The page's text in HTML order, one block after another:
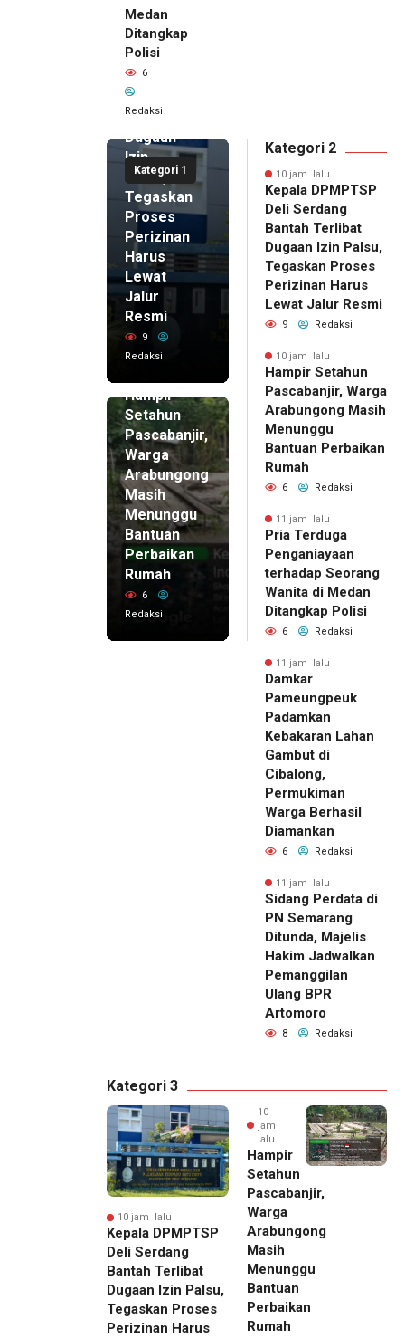
Medan
Ditangkap
Polisi
6
Redaksi
Kategori 1
Kepala
DPMPTSP
Deli
Serdang
Bantah
Terlibat
Dugaan
Izin
Palsu,
Tegaskan
Proses
Perizinan
Harus
Lewat
Jalur
Resmi
9
Redaksi
Hampir
Setahun
Pascabanjir,
Warga
Arabungong
Masih
Menunggu
Bantuan
Perbaikan
Rumah
6
Redaksi
Kategori 2
10 jam lalu
Kepala DPMPTSP
Deli Serdang
Bantah Terlibat
Dugaan Izin Palsu,
Tegaskan Proses
Perizinan Harus
Lewat Jalur Resmi
9 Redaksi
10 jam lalu
Hampir Setahun
Pascabanjir, Warga
Arabungong Masih
Menunggu
Bantuan Perbaikan
Rumah
6 Redaksi
11 jam lalu
Pria Terduga
Penganiayaan
terhadap Seorang
Wanita di Medan
Ditangkap Polisi
6 Redaksi
11 jam lalu
Damkar
Pameungpeuk
Padamkan
Kebakaran Lahan
Gambut di
Cibalong,
Permukiman
Warga Berhasil
Diamankan
6 Redaksi
11 jam lalu
Sidang Perdata di
PN Semarang
Ditunda, Majelis
Hakim Jadwalkan
Pemanggilan
Ulang BPR
Artomoro
8 Redaksi
Kategori 3
10 jam lalu
Kepala DPMPTSP
Deli Serdang
Bantah Terlibat
Dugaan Izin Palsu,
Tegaskan Proses
Perizinan Harus
10
jam
lalu
Hampir
Setahun
Pascabanjir,
Warga
Arabungong
Masih
Menunggu
Bantuan
Perbaikan
Rumah